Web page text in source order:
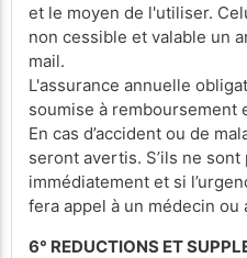
et le moyen de l'utiliser.
non cessible et valable un
mail.
L'assurance annuelle
soumise à remboursement
En cas d’accident ou de
seront avertis. S’ils ne sont
immédiatement et si
fera appel à un médecin
6° REDUCTIONS ET